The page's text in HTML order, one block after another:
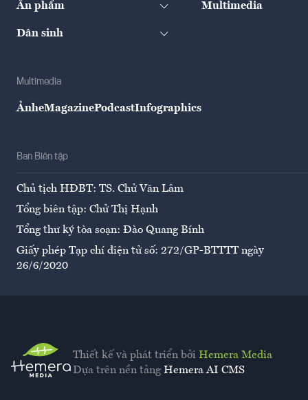
Ấn phẩm Multimedia
Dân sinh
Multimedia
ẢnheMagazinePodcastInfographics
Ban Biên tập
Chủ tịch HĐBT: TS. Chử Văn Lâm
Tổng biên tập: Chử Thị Hạnh
Tổng thư ký tòa soạn: Đào Quang Bính
Giấy phép Tạp chí điện tử số: 272/GP-BTTTT ngày
26/6/2020
Thiết kế và phát triển bởi Hemera Media
Dựa trên nền tảng Hemera AI CMS